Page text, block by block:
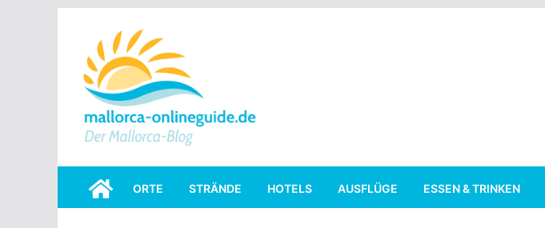
content
ORTE STRÄNDE HOTELS AUSFLÜGE ESSEN & TRINKEN